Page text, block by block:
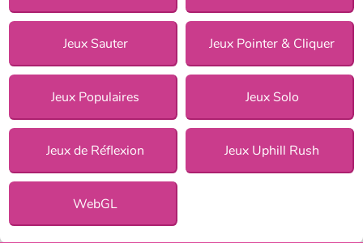
Jeux Sauter Jeux Pointer & Cliquer
Jeux Populaires Jeux Solo
Jeux de Réflexion Jeux Uphill Rush
WebGL